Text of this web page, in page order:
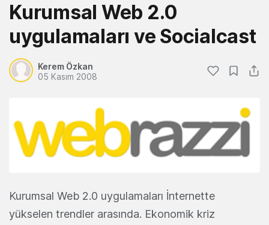
Kurumsal Web 2.0
uygulamaları ve Socialcast
Kerem Özkan
05 Kasım 2008
Kurumsal Web 2.0 uygulamaları İnternette
yükselen trendler arasında. Ekonomik kriz